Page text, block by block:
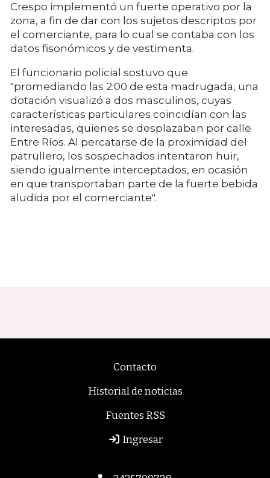
Crespo implementó un fuerte operativo por la
zona, a fin de dar con los sujetos descriptos por
el comerciante, para lo cual se contaba con los
datos fisonómicos y de vestimenta.
El funcionario policial sostuvo que
"promediando las 2:00 de esta madrugada, una
dotación visualizó a dos masculinos, cuyas
características particulares coincidían con las
interesadas, quienes se desplazaban por calle
Entre Ríos. Al percatarse de la proximidad del
patrullero, los sospechados intentaron huir,
siendo igualmente interceptados, en ocasión
en que transportaban parte de la fuerte bebida
aludida por el comerciante".
Contacto
Historial de noticias
Fuentes RSS
Ingresar